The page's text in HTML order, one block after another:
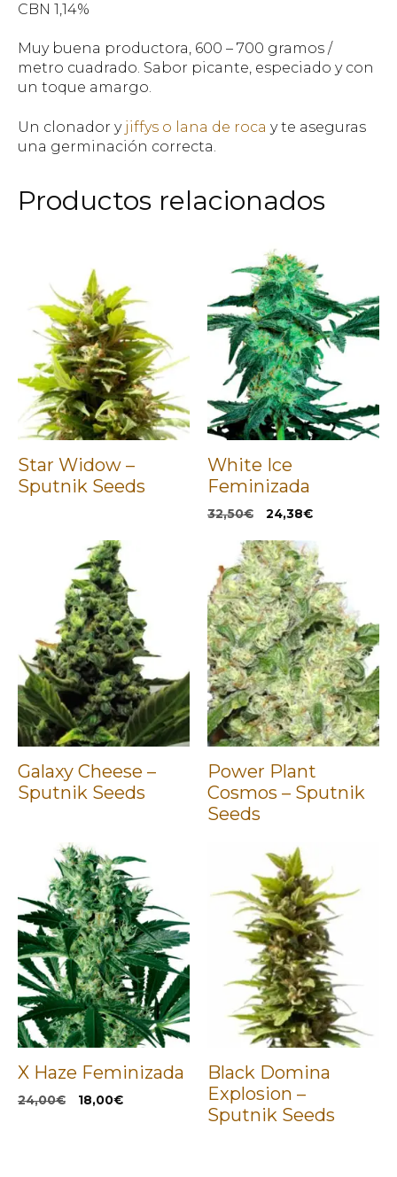
CBN 1,14%
Muy buena productora, 600 – 700 gramos /
metro cuadrado. Sabor picante, especiado y con
un toque amargo.
Un clonador y jiffys o lana de roca y te aseguras
una germinación correcta.
Productos relacionados
Star Widow –
Sputnik Seeds
White Ice
Feminizada
32,50€
El
original
era:
32,50€.
24,38€El
actual
es:
24,38€.
Galaxy Cheese –
Sputnik Seeds
Power Plant
Cosmos – Sputnik
Seeds
X Haze Feminizada
24,00€
El
18,00€El
Black Domina
Explosion –
Sputnik Seeds